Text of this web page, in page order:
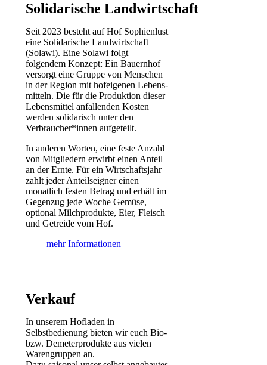
Solidarische Landwirtschaft
Seit 2023 besteht auf Hof Sophienlust
eine Solidarische Landwirtschaft
(Solawi). Eine Solawi folgt
folgendem Konzept: Ein Bauern­hof
versorgt eine Gruppe von Menschen
in der Region mit hof­eigenen Lebens­
mitteln. Die für die Produktion dieser
Lebens­mittel anfallenden Kosten
werden solidarisch unter den
Verbraucher*­innen aufgeteilt.
In anderen Worten, eine feste Anzahl
von Mitgliedern erwirbt einen Anteil
an der Ernte. Für ein Wirtschaftsjahr
zahlt jeder Anteilseigner einen
monatlich festen Betrag und erhält im
Gegenzug jede Woche Gemüse,
optional Milchprodukte, Eier, Fleisch
und Getreide vom Hof.
mehr Informationen
Verkauf
In unserem Hofladen in
Selbstbedienung bieten wir euch Bio-
bzw. Demeterprodukte aus vielen
Warengruppen an.